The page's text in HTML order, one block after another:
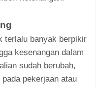
terlalu banyak berpikir
kesenangan dalam
sudah berubah,
pekerjaan atau